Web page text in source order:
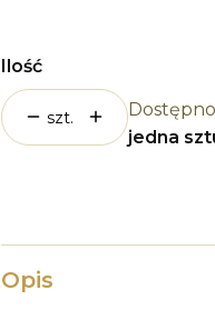
Ilość
szt.
jedna
Opis